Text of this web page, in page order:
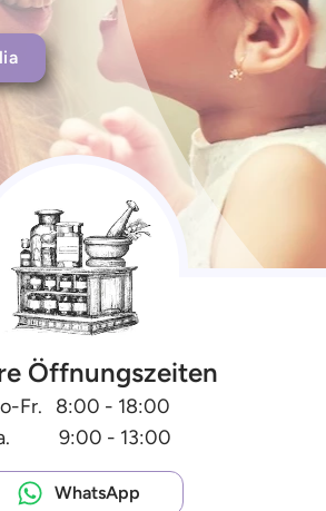
in
Öffnungszeiten
Fr. 8:00 - 18:00
9:00 - 13:00
WhatsApp